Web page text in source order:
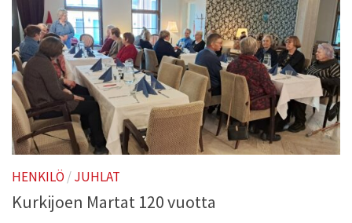
HENKILÖ /JUHLAT
Kurkijoen Martat 120 vuotta